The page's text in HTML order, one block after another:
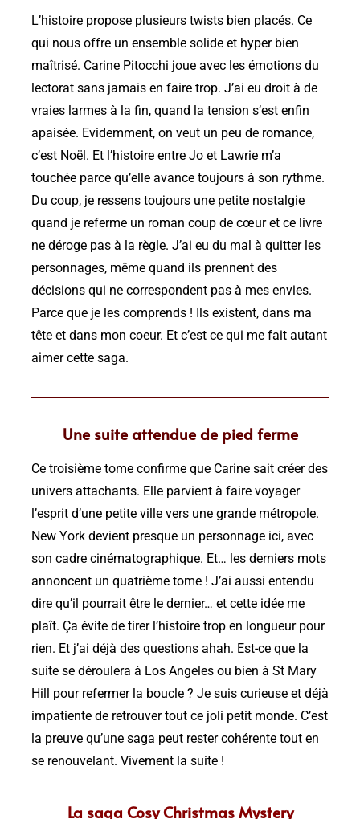
L’histoire propose plusieurs twists bien placés. Ce
qui nous offre un ensemble solide et hyper bien
maîtrisé. Carine Pitocchi joue avec les émotions du
lectorat sans jamais en faire trop. J’ai eu droit à de
vraies larmes à la fin, quand la tension s’est enfin
apaisée. Evidemment, on veut un peu de romance,
c’est Noël. Et l’histoire entre Jo et Lawrie m’a
touchée parce qu’elle avance toujours à son rythme.
Du coup, je ressens toujours une petite nostalgie
quand je referme un roman coup de cœur et ce livre
ne déroge pas à la règle. J’ai eu du mal à quitter les
personnages, même quand ils prennent des
décisions qui ne correspondent pas à mes envies.
Parce que je les comprends ! Ils existent, dans ma
tête et dans mon coeur. Et c’est ce qui me fait autant
aimer cette saga.
Une suite attendue de pied ferme
Ce troisième tome confirme que Carine sait créer des
univers attachants. Elle parvient à faire voyager
l’esprit d’une petite ville vers une grande métropole.
New York devient presque un personnage ici, avec
son cadre cinématographique. Et… les derniers mots
annoncent un quatrième tome ! J’ai aussi entendu
dire qu’il pourrait être le dernier… et cette idée me
plaît. Ça évite de tirer l’histoire trop en longueur pour
rien. Et j’ai déjà des questions ahah. Est-ce que la
suite se déroulera à Los Angeles ou bien à St Mary
Hill pour refermer la boucle ? Je suis curieuse et déjà
impatiente de retrouver tout ce joli petit monde. C’est
la preuve qu’une saga peut rester cohérente tout en
se renouvelant. Vivement la suite !
La saga Cosy Christmas Mystery